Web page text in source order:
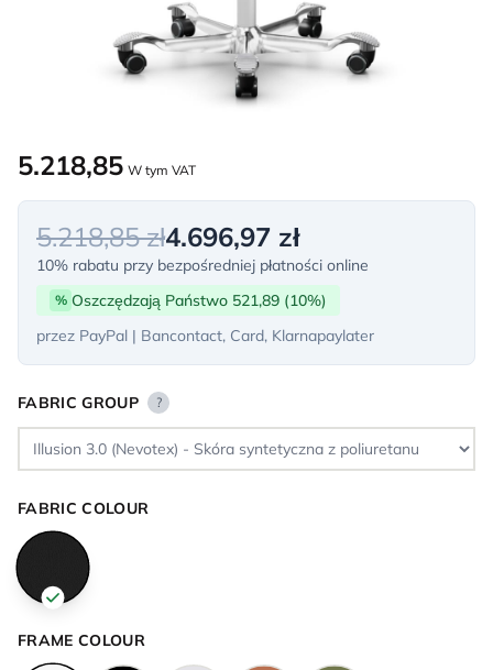
5.218,85 W tym VAT
5.218,85 zł4.696,97 zł
10% rabatu przy bezpośredniej płatności online
% Oszczędzają Państwo 521,89 (10%)
przez PayPal | Bancontact, Card, Klarnapaylater
FABRIC GROUP ?
FABRIC COLOUR
FRAME COLOUR